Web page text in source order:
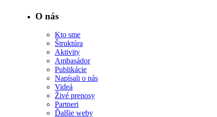
O nás
Kto sme
Štruktúra
Aktivity
Ambasádor
Publikácie
Napísali o nás
Videá
Živé prenosy
Partneri
Ďalšie weby